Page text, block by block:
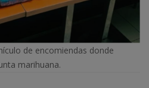
de encomiendas donde
marihuana.